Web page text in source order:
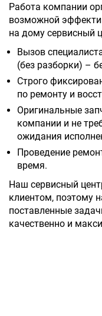
Работа компании
возможной
на дому сервисный
Вызов
(без разборки) –
Строго
по ремонту и
Оригинальные
компании и не
ожидания
Проведение
время.
Наш сервисный
клиентом, поэтому
поставленные
качественно и